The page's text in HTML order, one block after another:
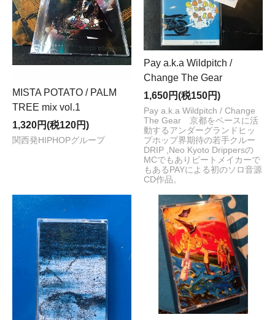
MISTA POTATO / PALM
TREE mix vol.1
1,320円(税120円)
関西発HIPHOPグループ
Pay a.k.a Wildpitch /
Change The Gear
1,650円(税150円)
Pay a.k.a Wildpitch / Change
The Gear 京都をベースに活
動するアンダーグランドヒッ
プホップ界期待の若手クルー
DRIP ,Neo Kyoto Drippersの
MCでもありビートメイカーで
もあるPAYによる初のソロ音源
CD作品。